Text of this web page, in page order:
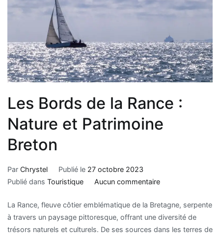
Les Bords de la Rance :
Nature et Patrimoine
Breton
Par Chrystel Publié le 27 octobre 2023
Publié dans Touristique Aucun commentaire
La Rance, fleuve côtier emblématique de la Bretagne, serpente
à travers un paysage pittoresque, offrant une diversité de
trésors naturels et culturels. De ses sources dans les terres de